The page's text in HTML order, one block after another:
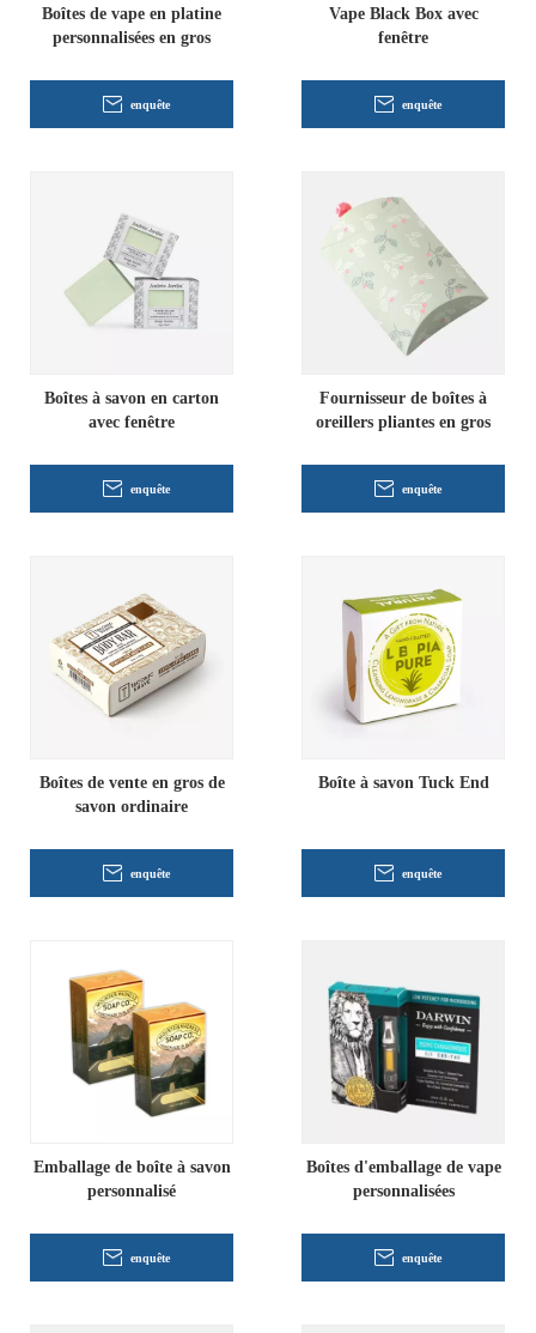
Boîtes de vape en platine
personnalisées en gros
enquête
Vape Black Box avec
fenêtre
enquête
Boîtes à savon en carton
avec fenêtre
enquête
Fournisseur de boîtes à
oreillers pliantes en gros
enquête
Boîtes de vente en gros de
savon ordinaire
enquête
Boîte à savon Tuck End
enquête
Emballage de boîte à savon
personnalisé
enquête
Boîtes d'emballage de vape
personnalisées
enquête